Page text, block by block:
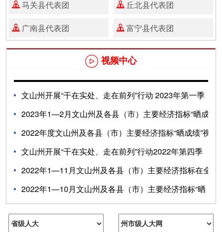
 马关县代表团  丘北县代表团
 广南县代表团  富宁县代表团
 视频中心
文山州开展“干在实处、走在前列”行动 2023年第一季
度“...
06-09
2023年1—2月文山州及各县（市）主要经济指标“晒成
绩”视...
03-30
2022年度文山州及各县（市）主要经济指标“晒成绩”视
频
02-09
文山州开展“干在实处、走在前列”行动2022年第四季
度“红榜...
02-09
2022年1—11月文山州及各县（市）主要经济指标在全
省排名...
2022年1—10月文山州及各县（市）主要经济指标“晒
成绩...
12-19